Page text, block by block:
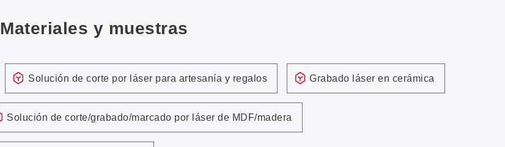
Materiales y muestras
Solución de corte por láser para artesanía y regalos Grabado láser en cerámica
Solución de corte/grabado/marcado por láser de MDF/madera